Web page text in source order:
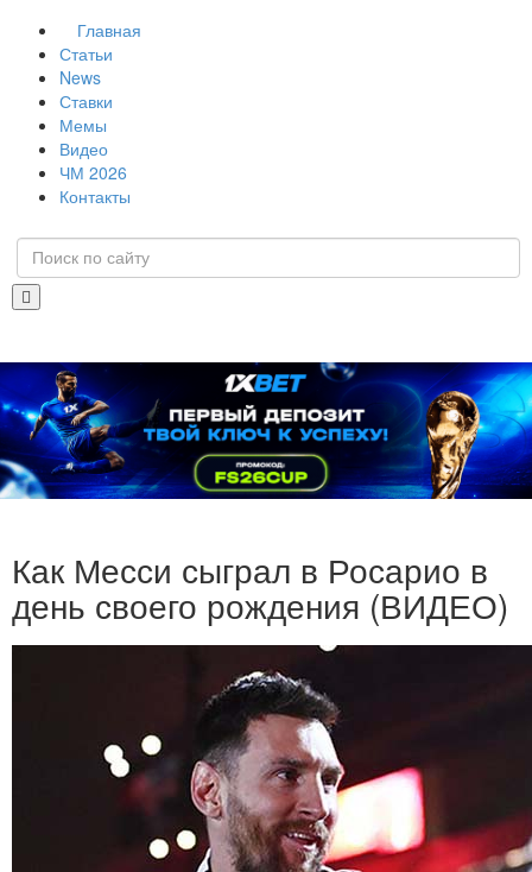
Главная
Статьи
News
Ставки
Мемы
Видео
ЧМ 2026
Контакты
Как Месси сыграл в Росарио в
день своего рождения (ВИДЕО)